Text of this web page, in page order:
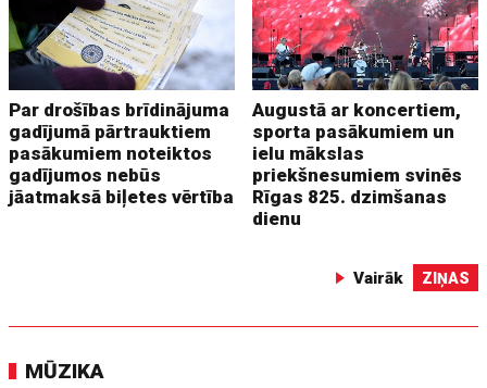
Par drošības brīdinājuma
gadījumā pārtrauktiem
pasākumiem noteiktos
gadījumos nebūs
jāatmaksā biļetes vērtība
Augustā ar koncertiem,
sporta pasākumiem un
ielu mākslas
priekšnesumiem svinēs
Rīgas 825. dzimšanas
dienu
Vairāk ZIŅAS
MŪZIKA